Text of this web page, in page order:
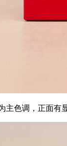
主色调，正面有